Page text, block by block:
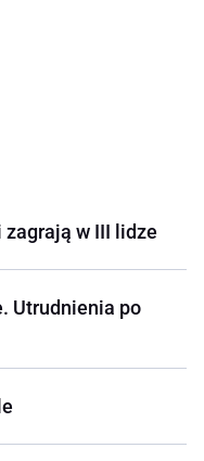
zagrają w III lidze
Utrudnienia po